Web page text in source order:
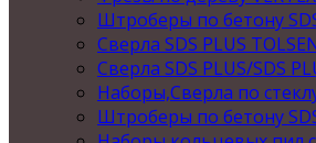
Штроберы по бетону
Сверла SDS PLUS
Сверла SDS PLUS/SDS
Наборы,Сверла по
Штроберы по бетону